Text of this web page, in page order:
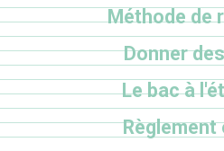
Méthode de
Donner
Le bac à